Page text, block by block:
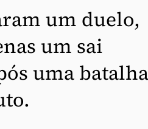
um duelo,
um sai
uma batalha